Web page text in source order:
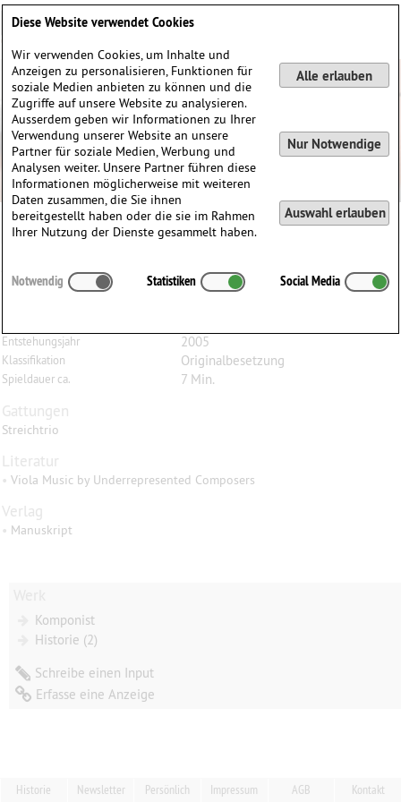
Arroyo seco, für 3 Bratschen
Entstehungsjahr 2005
Klassifikation Originalbesetzung
Spieldauer ca. 7 Min.
Gattungen
Streichtrio
Literatur
• Viola Music by Underrepresented Composers
Verlag
• Manuskript
Komponist
Historie (2)
Schreibe einen Input
Erfasse eine Anzeige
Historie Newsletter Persönlich Impressum AGB Kontakt
Diese Website verwendet Cookies
Wir verwenden Cookies, um Inhalte und
Anzeigen zu personalisieren, Funktionen für
soziale Medien anbieten zu können und die
Zugriffe auf unsere Website zu analysieren.
Ausserdem geben wir Informationen zu Ihrer
Verwendung unserer Website an unsere
Partner für soziale Medien, Werbung und
Analysen weiter. Unsere Partner führen diese
Informationen möglicherweise mit weiteren
Daten zusammen, die Sie ihnen
bereitgestellt haben oder die sie im Rahmen
Ihrer Nutzung der Dienste gesammelt haben.
Alle erlauben
Nur Notwendige
Auswahl erlauben
Notwendig Statistiken Social Media